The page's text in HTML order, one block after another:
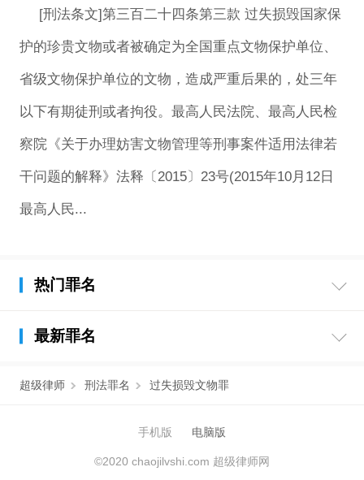
[刑法条文]第三百二十四条第三款 过失损毁国家保
护的珍贵文物或者被确定为全国重点文物保护单位、
省级文物保护单位的文物，造成严重后果的，处三年
以下有期徒刑或者拘役。最高人民法院、最高人民检
察院《关于办理妨害文物管理等刑事案件适用法律若
干问题的解释》法释〔2015〕23号(2015年10月12日
最高人民...
热门罪名
最新罪名
超级律师 刑法罪名 过失损毁文物罪
手机版 电脑版
©2020 chaojilvshi.com 超级律师网